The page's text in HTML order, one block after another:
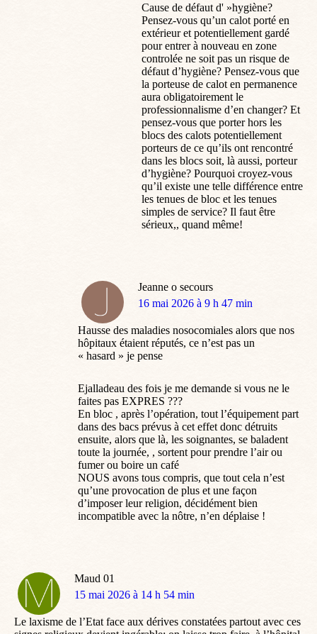
Cause de défaut d' »hygiène?
Pensez-vous qu’un calot porté en
extérieur et potentiellement gardé
pour entrer à nouveau en zone
controlée ne soit pas un risque de
défaut d’hygiène? Pensez-vous que
la porteuse de calot en permanence
aura obligatoirement le
professionnalisme d’en changer? Et
pensez-vous que porter hors les
blocs des calots potentiellement
porteurs de ce qu’ils ont rencontré
dans les blocs soit, là aussi, porteur
d’hygiène? Pourquoi croyez-vous
qu’il existe une telle différence entre
les tenues de bloc et les tenues
simples de service? Il faut être
sérieux,, quand même!
Jeanne o secours
dit
16 mai 2026 à 9 h 47 min
Hausse des maladies nosocomiales alors que nos
hôpitaux étaient réputés, ce n’est pas un
« hasard » je pense
Ejalladeau des fois je me demande si vous ne le
faites pas EXPRES ???
En bloc , après l’opération, tout l’équipement part
dans des bacs prévus à cet effet donc détruits
ensuite, alors que là, les soignantes, se baladent
toute la journée, , sortent pour prendre l’air ou
fumer ou boire un café
NOUS avons tous compris, que tout cela n’est
qu’une provocation de plus et une façon
d’imposer leur religion, décidément bien
incompatible avec la nôtre, n’en déplaise !
Maud 01
dit
15 mai 2026 à 14 h 54 min
Le laxisme de l’Etat face aux dérives constatées partout avec ces